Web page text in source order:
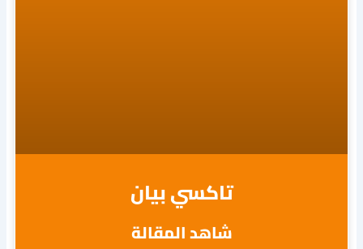
تاكسي بيان
شاهد المقالة